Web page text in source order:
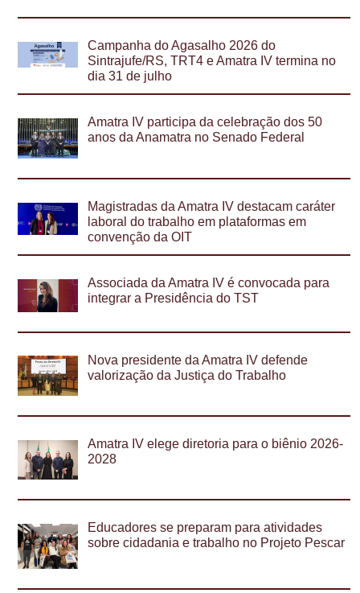
Campanha do Agasalho 2026 do
Sintrajufe/RS, TRT4 e Amatra IV termina no
dia 31 de julho
Amatra IV participa da celebração dos 50
anos da Anamatra no Senado Federal
Magistradas da Amatra IV destacam caráter
laboral do trabalho em plataformas em
convenção da OIT
Associada da Amatra IV é convocada para
integrar a Presidência do TST
Nova presidente da Amatra IV defende
valorização da Justiça do Trabalho
Amatra IV elege diretoria para o biênio 2026-
2028
Educadores se preparam para atividades
sobre cidadania e trabalho no Projeto Pescar